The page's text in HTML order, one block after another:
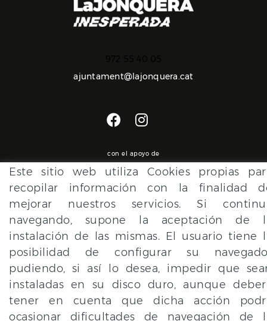
ajuntament@lajonquera.cat
con el apoyo de
POLÍTICA DE COOKIES AVISO LEGAL CONDICIONES
Este sitio web utiliza Cookies propias
recopilar información con la finalidad
mejorar nuestros servicios. Si
navegando, supone la aceptación de
instalación de las mismas. El usuario tiene
posibilidad de configurar su
pudiendo, si así lo desea, impedir que
instaladas en su disco duro, aunque
tener en cuenta que dicha acción
ocasionar dificultades de navegación de